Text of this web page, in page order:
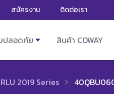
สมัครงาน ติดต่อเรา
ปลอดภัย สินค้า COWAY
2019 Series